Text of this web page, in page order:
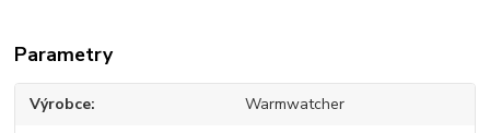
Parametry
Výrobce Warmwatcher